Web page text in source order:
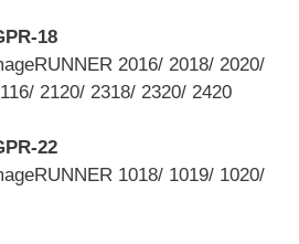
18
2016/ 2018/ 2020/
2120/ 2318/ 2320/ 2420
22
1018/ 1019/ 1020/